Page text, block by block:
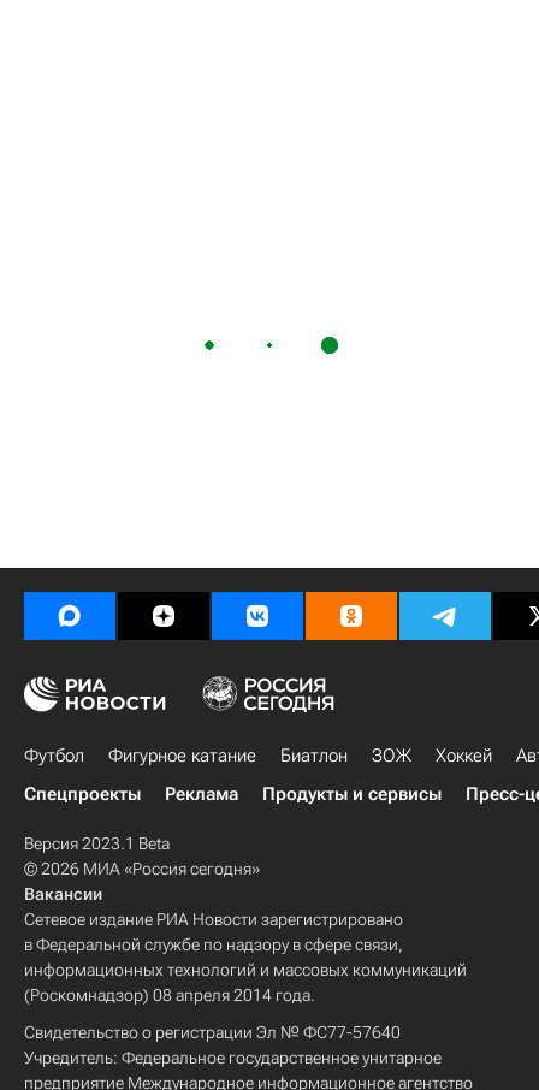
Футбол Фигурное катание Биатлон ЗОЖ Хоккей
Спецпроекты
Реклама Продукты и сервисы Пресс-
Версия 2023.1 Beta
© 2026 МИА «Россия сегодня»
Вакансии
Сетевое издание РИА Новости зарегистрировано
в Федеральной службе по надзору в сфере связи,
информационных технологий и массовых коммуникаций
(Роскомнадзор) 08 апреля 2014 года.
Свидетельство о регистрации Эл № ФС77-57640
Учредитель: Федеральное государственное унитарное
предприятие Международное информационное агентство